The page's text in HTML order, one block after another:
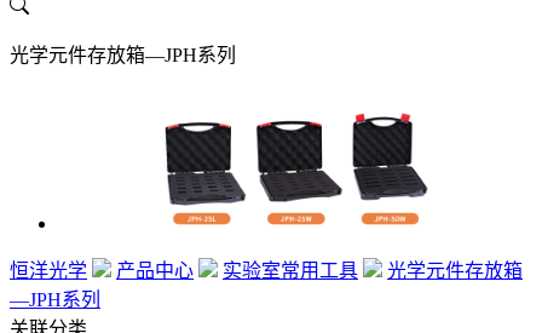
光学元件存放箱—JPH系列
恒洋光学 产品中心 实验室常用工具
光学元件存放箱
—JPH系列
关联分类